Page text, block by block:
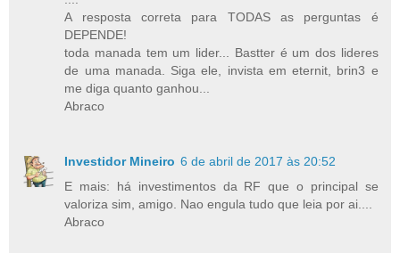
A resposta correta para TODAS as perguntas é
DEPENDE!
toda manada tem um lider... Bastter é um dos lideres
de uma manada. Siga ele, invista em eternit, brin3 e
me diga quanto ganhou...
Abraco
Investidor Mineiro 6 de abril de 2017 às 20:52
E mais: há investimentos da RF que o principal se
valoriza sim, amigo. Nao engula tudo que leia por ai....
Abraco